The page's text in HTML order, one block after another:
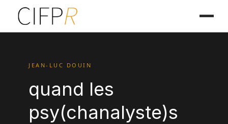
JEAN-LUC DOUIN
quand les
psy(chanalyste)s